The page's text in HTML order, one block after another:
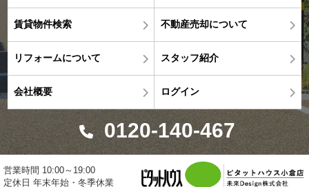
賃貸物件検索 不動産売却について
リフォームについて スタッフ紹介
会社概要 ログイン
0120-140-467
営業時間 10:00～19:00
定休日 年末年始・冬季休業